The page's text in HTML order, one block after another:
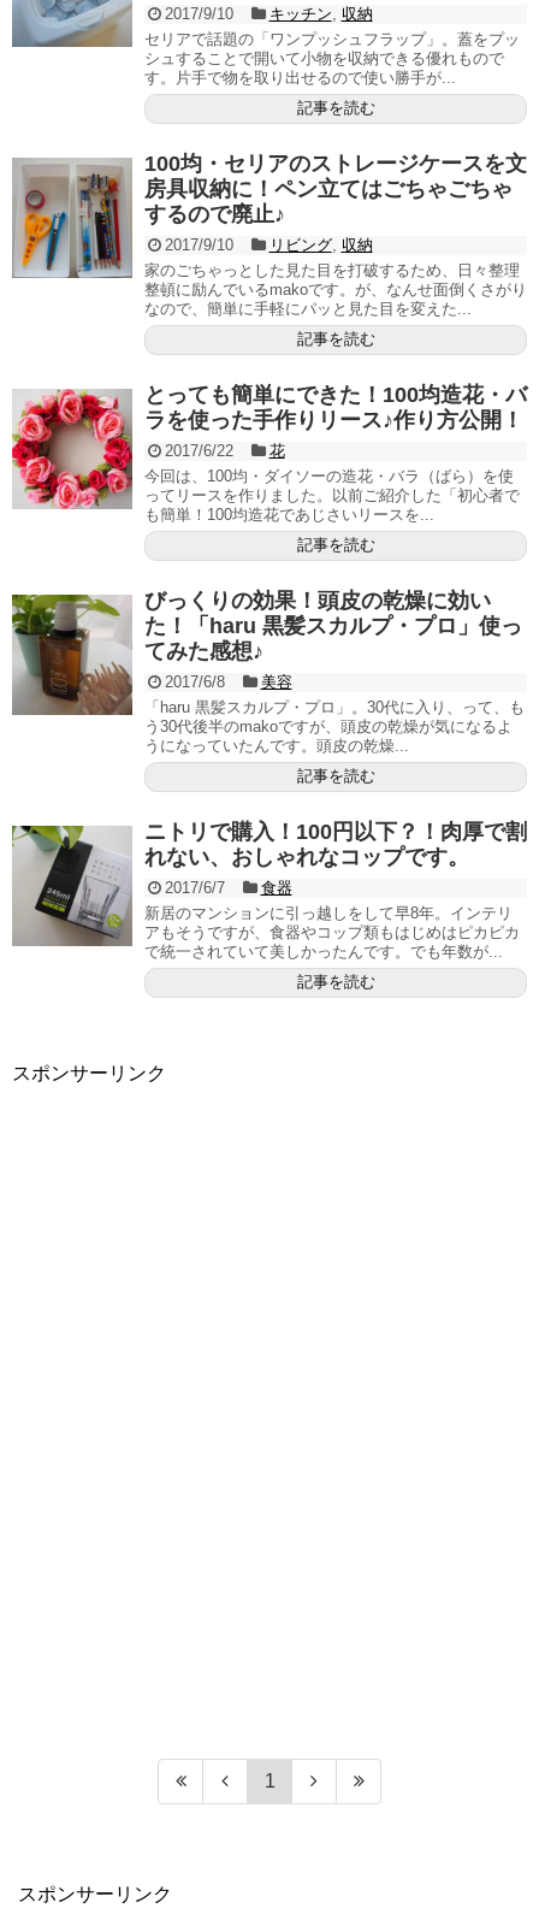
2017/9/10 キッチン, 収納
セリアで話題の「ワンプッシュフラップ」。蓋をプッ
シュすることで開いて小物を収納できる優れもので
す。片手で物を取り出せるので使い勝手が...
記事を読む
100均・セリアのストレージケースを文
房具収納に！ペン立てはごちゃごちゃ
するので廃止♪
2017/9/10 リビング, 収納
家のごちゃっとした見た目を打破するため、日々整理
整頓に励んでいるmakoです。が、なんせ面倒くさがり
なので、簡単に手軽にパッと見た目を変えた...
記事を読む
とっても簡単にできた！100均造花・バ
ラを使った手作りリース♪作り方公開！
2017/6/22
花
今回は、100均・ダイソーの造花・バラ（ばら）を使
ってリースを作りました。以前ご紹介した「初心者で
も簡単！100均造花であじさいリースを...
記事を読む
びっくりの効果！頭皮の乾燥に効い
た！「haru 黒髪スカルプ・プロ」使っ
てみた感想♪
2017/6/8
美容
「haru 黒髪スカルプ・プロ」。30代に入り、って、も
う30代後半のmakoですが、頭皮の乾燥が気になるよ
うになっていたんです。頭皮の乾燥...
記事を読む
ニトリで購入！100円以下？！肉厚で割
れない、おしゃれなコップです。
2017/6/7
食器
新居のマンションに引っ越しをして早8年。インテリ
アもそうですが、食器やコップ類もはじめはピカピカ
で統一されていて美しかったんです。でも年数が...
記事を読む
スポンサーリンク
1
スポンサーリンク